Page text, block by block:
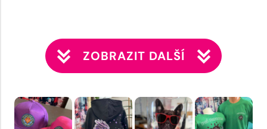
ZOBRAZIT DALŠÍ